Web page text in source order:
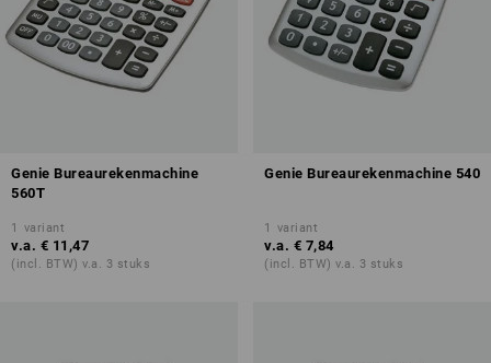
Genie Bureaurekenmachine
560T
1 variant
v.a. € 11,47
(incl. BTW) v.a. 3 stuks
Genie Bureaurekenmachine 540
1 variant
v.a. € 7,84
(incl. BTW) v.a. 3 stuks